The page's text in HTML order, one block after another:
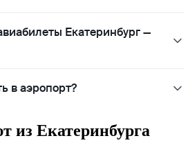
Екатеринбург —
в аэропорт?
из Екатеринбурга